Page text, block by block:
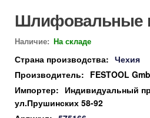
Шлифовальные
Наличие: На складе
Страна производства: Чехия
Производитель: FESTOOL
Импортер: Индивидуальный
ул.Прушинских 58-92